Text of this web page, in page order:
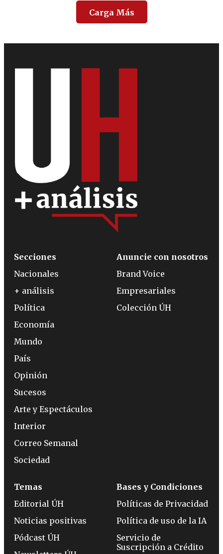
Carga Más
Secciones
Nacionales
+ análisis
Política
Economía
Mundo
País
Opinión
Sucesos
Arte y Espectáculos
Interior
Correo Semanal
Sociedad
Anuncie con nosotros
Brand Voice
Empresariales
Colección ÚH
Temas
Editorial ÚH
Noticias positivas
Pódcast ÚH
Bases y Condiciones
Políticas de Privacidad
Política de uso de la IA
Servicio de
Suscripción a Crédito